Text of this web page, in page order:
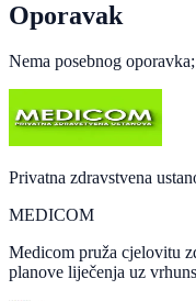
Oporavak
Nema posebnog
Privatna zdravstvena
MEDICOM
Medicom pruža cjelovitu
planove liječenja uz